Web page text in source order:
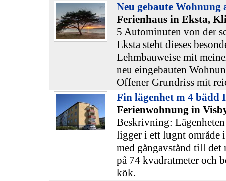
Neu gebaute
Ferienhaus in Eksta,
5 Autominuten von der
Eksta steht dieses
Lehmbauweise mit
neu eingebauten
Offener Grundriss mit
Fin lägenhet m 4 bädd
Ferienwohnung in
Beskrivning:
ligger i ett lugnt område
med gångavstånd till det
på 74 kvadratmeter och
kök.